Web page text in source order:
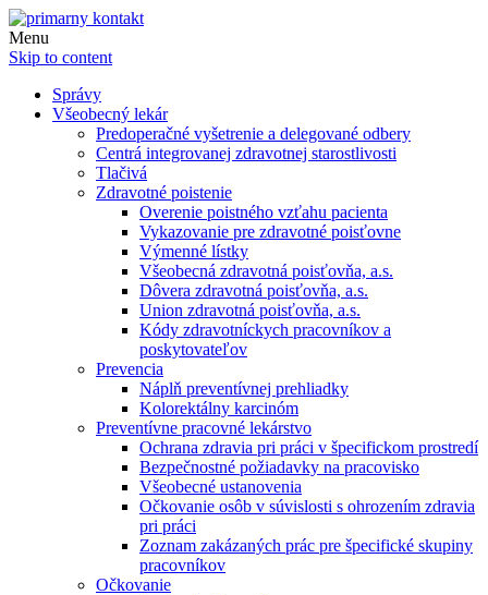
Menu
Skip to content
Správy
Všeobecný lekár
Predoperačné vyšetrenie a delegované odbery
Centrá integrovanej zdravotnej starostlivosti
Tlačivá
Zdravotné poistenie
Overenie poistného vzťahu pacienta
Vykazovanie pre zdravotné poisťovne
Výmenné lístky
Všeobecná zdravotná poisťovňa, a.s.
Dôvera zdravotná poisťovňa, a.s.
Union zdravotná poisťovňa, a.s.
Kódy zdravotníckych pracovníkov a
poskytovateľov
Prevencia
Náplň preventívnej prehliadky
Kolorektálny karcinóm
Preventívne pracovné lekárstvo
Ochrana zdravia pri práci v špecifickom prostredí
Bezpečnostné požiadavky na pracovisko
Všeobecné ustanovenia
Očkovanie osôb v súvislosti s ohrozením zdravia
pri práci
Zoznam zakázaných prác pre špecifické skupiny
pracovníkov
Očkovanie